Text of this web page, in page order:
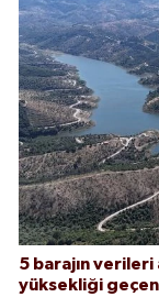
5 barajın verileri
yüksekliği geçen